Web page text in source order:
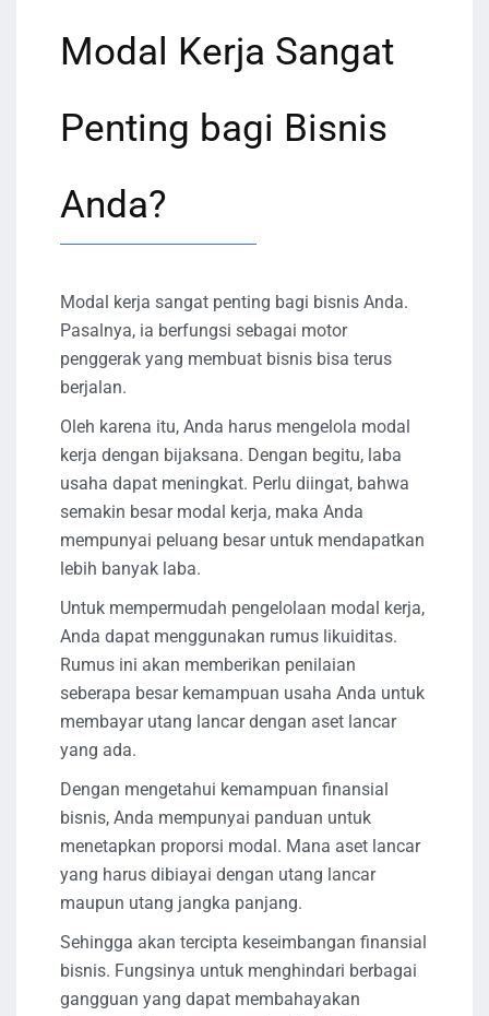
Modal Kerja Sangat
Penting bagi Bisnis
Anda?
Modal kerja sangat penting bagi bisnis Anda.
Pasalnya, ia berfungsi sebagai motor
penggerak yang membuat bisnis bisa terus
berjalan.
Oleh karena itu, Anda harus mengelola modal
kerja dengan bijaksana. Dengan begitu, laba
usaha dapat meningkat. Perlu diingat, bahwa
semakin besar modal kerja, maka Anda
mempunyai peluang besar untuk mendapatkan
lebih banyak laba.
Untuk mempermudah pengelolaan modal kerja,
Anda dapat menggunakan rumus likuiditas.
Rumus ini akan memberikan penilaian
seberapa besar kemampuan usaha Anda untuk
membayar utang lancar dengan aset lancar
yang ada.
Dengan mengetahui kemampuan finansial
bisnis, Anda mempunyai panduan untuk
menetapkan proporsi modal. Mana aset lancar
yang harus dibiayai dengan utang lancar
maupun utang jangka panjang.
Sehingga akan tercipta keseimbangan finansial
bisnis. Fungsinya untuk menghindari berbagai
gangguan yang dapat membahayakan